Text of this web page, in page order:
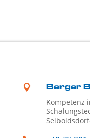
 Berger
Kompetenz